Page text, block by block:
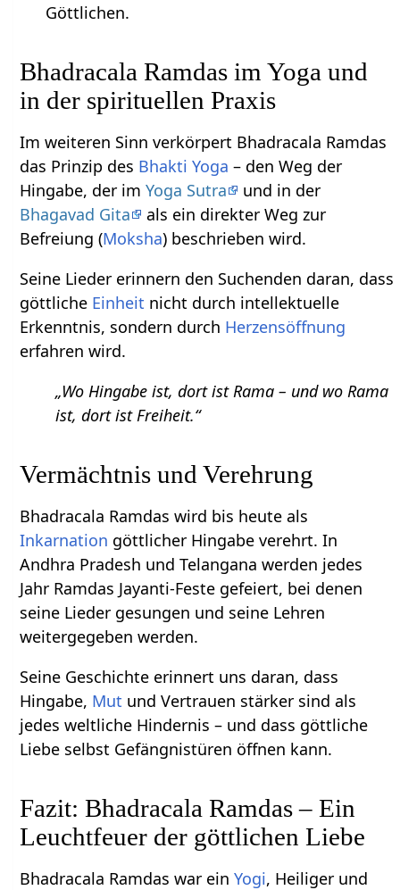
Göttlichen.
Bhadracala Ramdas im Yoga und
in der spirituellen Praxis
Im weiteren Sinn verkörpert Bhadracala Ramdas
das Prinzip des Bhakti Yoga – den Weg der
Hingabe, der imYoga Sutra
und in der
Bhagavad Gita
als ein direkter Weg zur
Befreiung (Moksha) beschrieben wird.
Seine Lieder erinnern den Suchenden daran, dass
göttliche Einheit nicht durch intellektuelle
Erkenntnis, sondern durch Herzensöffnung
erfahren wird.
„Wo Hingabe ist, dort ist Rama – und wo Rama
ist, dort ist Freiheit.“
Vermächtnis und Verehrung
Bhadracala Ramdas wird bis heute als
Inkarnation göttlicher Hingabe verehrt. In
Andhra Pradesh und Telangana werden jedes
Jahr Ramdas Jayanti-Feste gefeiert, bei denen
seine Lieder gesungen und seine Lehren
weitergegeben werden.
Seine Geschichte erinnert uns daran, dass
Hingabe, Mut und Vertrauen stärker sind als
jedes weltliche Hindernis – und dass göttliche
Liebe selbst Gefängnistüren öffnen kann.
Fazit: Bhadracala Ramdas – Ein
Leuchtfeuer der göttlichen Liebe
Bhadracala Ramdas war einYogi, Heiliger und